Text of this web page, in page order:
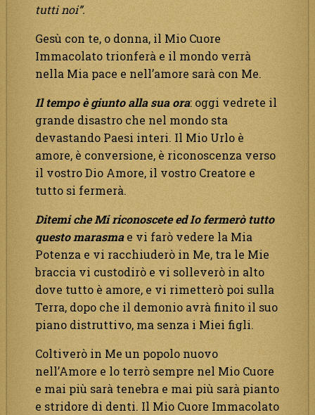
tutti noi”.
Gesù con te, o donna, il Mio Cuore
Immacolato trionferà e il mondo verrà
nella Mia pace e nell’amore sarà con Me.
Il tempo è giunto alla sua ora: oggi vedrete il
grande disastro che nel mondo sta
devastando Paesi interi. Il Mio Urlo è
amore, è conversione, è riconoscenza verso
il vostro Dio Amore, il vostro Creatore e
tutto si fermerà.
Ditemi che Mi riconoscete ed Io fermerò tutto
questo marasmae vi farò vedere la Mia
Potenza e vi racchiuderò in Me, tra le Mie
braccia vi custodirò e vi solleverò in alto
dove tutto è amore, e vi rimetterò poi sulla
Terra, dopo che il demonio avrà finito il suo
piano distruttivo, ma senza i Miei figli.
Coltiverò in Me un popolo nuovo
nell’Amore e lo terrò sempre nel Mio Cuore
e mai più sarà tenebra e mai più sarà pianto
e stridore di denti. Il Mio Cuore Immacolato